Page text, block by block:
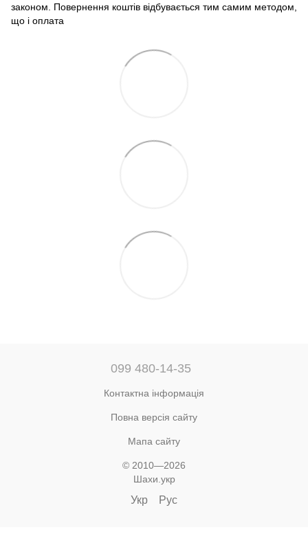
законом. Повернення коштів відбувається тим самим методом,
що і оплата
099 480-14-35
Контактна інформація
Повна версія сайту
Мапа сайту
© 2010—2026
Шахи.укр
Укр Рус